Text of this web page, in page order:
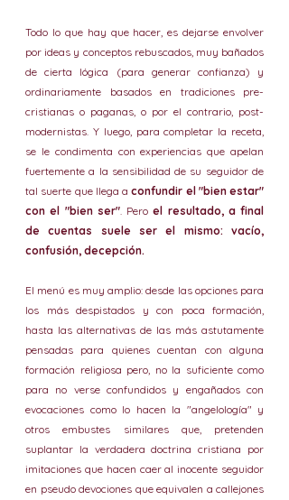
Todo lo que hay que hacer, es dejarse envolver
por ideas y conceptos rebuscados, muy bañados
de cierta lógica (para generar confianza) y
ordinariamente basados en tradiciones pre-
cristianas o paganas, o por el contrario, post-
modernistas. Y luego, para completar la receta,
se le condimenta con experiencias que apelan
fuertemente a la sensibilidad de su seguidor de
tal suerte que llega a confundir el "bien estar"
con el "bien ser". Pero el resultado, a final
de cuentas suele ser el mismo: vacío,
confusión, decepción.
El menú es muy amplio: desde las opciones para
los más despistados y con poca formación,
hasta las alternativas de las más astutamente
pensadas para quienes cuentan con alguna
formación religiosa pero, no la suficiente como
para no verse confundidos y engañados con
evocaciones como lo hacen la "angelología" y
otros embustes similares que, pretenden
suplantar la verdadera doctrina cristiana por
imitaciones que hacen caer al inocente seguidor
en pseudo devociones que equivalen a callejones